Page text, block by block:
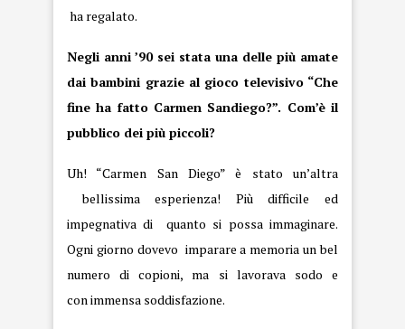
ha regalato.
Negli anni ’90 sei stata una delle più amate
dai bambini grazie al gioco televisivo “Che
fine ha fatto Carmen Sandiego?”. Com’è il
pubblico dei più piccoli?
Uh! “Carmen San Diego” è stato un’altra
bellissima esperienza! Più difficile ed
impegnativa di quanto si possa immaginare.
Ogni giorno dovevo imparare a memoria un bel
numero di copioni, ma si lavorava sodo e
con immensa soddisfazione.